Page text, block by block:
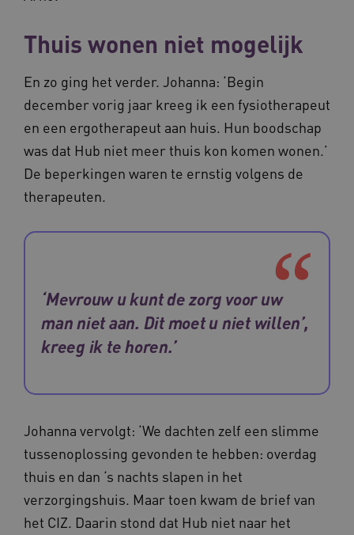
Thuis wonen niet mogelijk
En zo ging het verder. Johanna: ‘Begin
december vorig jaar kreeg ik een fysiotherapeut
en een ergotherapeut aan huis. Hun boodschap
was dat Hub niet meer thuis kon komen wonen.’
De beperkingen waren te ernstig volgens de
therapeuten.
‘Mevrouw u kunt de zorg voor uw
man niet aan. Dit moet u niet willen’,
kreeg ik te horen.’
Johanna vervolgt: ‘We dachten zelf een slimme
tussenoplossing gevonden te hebben: overdag
thuis en dan ‘s nachts slapen in het
verzorgingshuis. Maar toen kwam de brief van
het CIZ. Daarin stond dat Hub niet naar het
Provider Domein
UMB_SESSION
www.waardigheidentrots.nl
ARRAffinity
Microsoft Corporation
.waardigheidentrots.nl
CookieScriptConsent
www.waardigheidentrots.nl
Google Privacy Policy